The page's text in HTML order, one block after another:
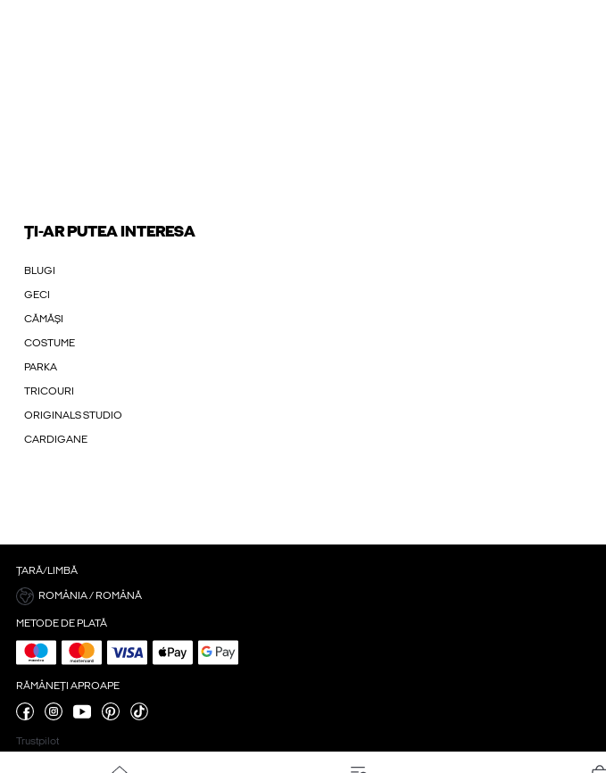
ȚI-AR PUTEA INTERESA
BLUGI
GECI
CĂMĂȘI
COSTUME
PARKA
TRICOURI
ORIGINALS STUDIO
CARDIGANE
ȚARĂ/LIMBĂ
ROMÂNIA / ROMÂNĂ
METODE DE PLATĂ
RĂMÂNEȚI APROAPE
Trustpilot